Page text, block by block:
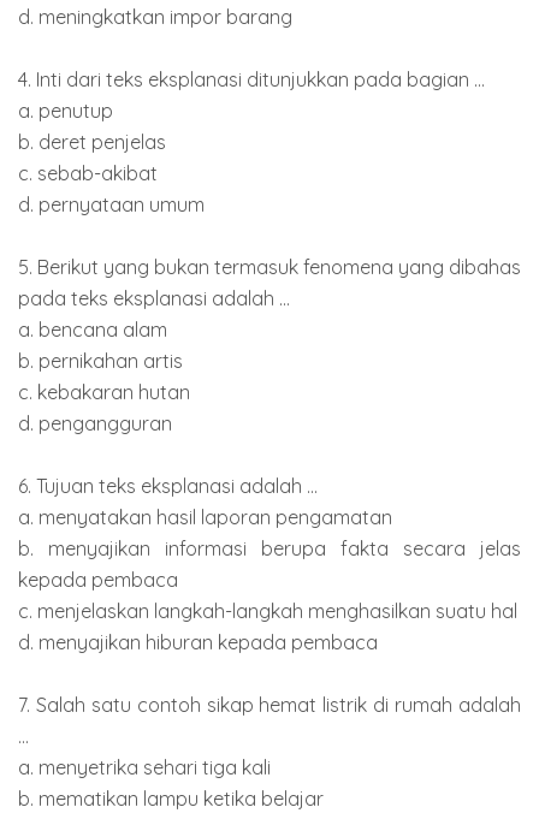
d. meningkatkan impor barang
4. Inti dari teks eksplanasi ditunjukkan pada bagian ...
a. penutup
b. deret penjelas
c. sebab-akibat
d. pernyataan umum
5. Berikut yang bukan termasuk fenomena yang dibahas
pada teks eksplanasi adalah ...
a. bencana alam
b. pernikahan artis
c. kebakaran hutan
d. pengangguran
6. Tujuan teks eksplanasi adalah ...
a. menyatakan hasil laporan pengamatan
b. menyajikan informasi berupa fakta secara jelas
kepada pembaca
c. menjelaskan langkah-langkah menghasilkan suatu hal
d. menyajikan hiburan kepada pembaca
7. Salah satu contoh sikap hemat listrik di rumah adalah
...
a. menyetrika sehari tiga kali
b. mematikan lampu ketika belajar